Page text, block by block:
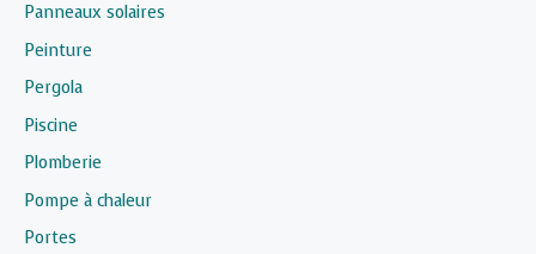
Panneaux solaires
Peinture
Pergola
Piscine
Plomberie
Pompe à chaleur
Portes